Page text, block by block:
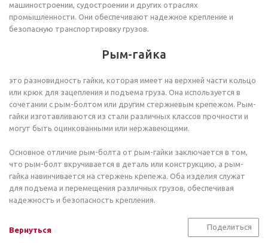
машиностроении, судостроении и других отраслях
промышленности. Они обеспечивают надежное крепление и
безопасную транспортировку грузов.
Рым-гайка
это разновидность гайки, которая имеет на верхней части кольцо
или крюк для зацепления и подъема груза. Она используется в
сочетании с рым-болтом или другим стержневым крепежом. Рым-
гайки изготавливаются из стали различных классов прочности и
могут быть оцинкованными или нержавеющими.
Основное отличие рым-болта от рым-гайки заключается в том,
что рым-болт вкручивается в деталь или конструкцию, а рым-
гайка навинчивается на стержень крепежа. Оба изделия служат
для подъема и перемещения различных грузов, обеспечивая
надежность и безопасность крепления.
Вернуться Поделиться